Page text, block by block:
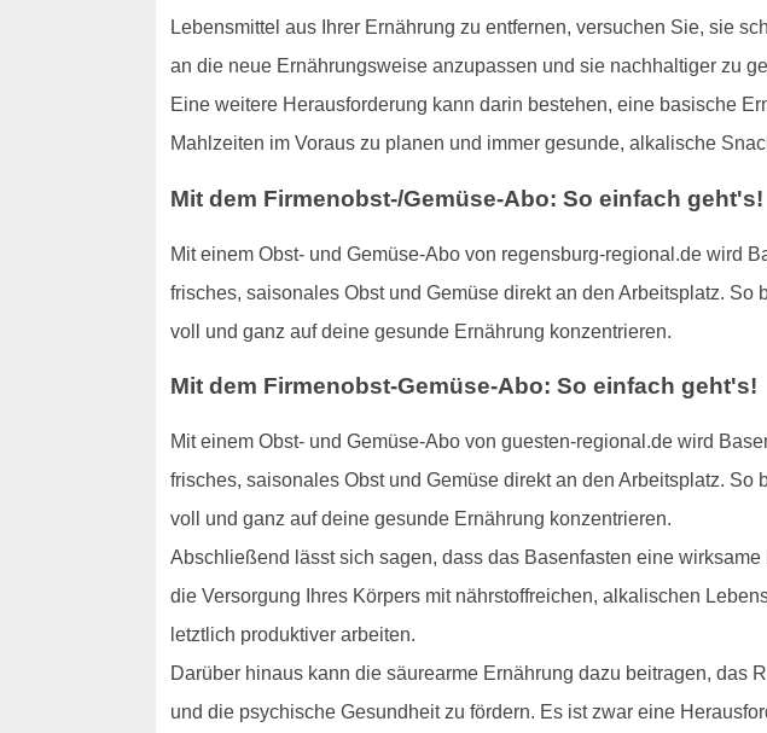
Lebensmittel aus Ihrer Ernährung zu entfernen, versuchen Sie, sie
an die neue Ernährungsweise anzupassen und sie nachhaltiger zu
Eine weitere Herausforderung kann darin bestehen, eine basische
Mahlzeiten im Voraus zu planen und immer gesunde, alkalische
Mit dem Firmenobst-/Gemüse-Abo: So einfach geht's!
Mit einem Obst- und Gemüse-Abo von regensburg-regional.de wird
frisches, saisonales Obst und Gemüse direkt an den Arbeitsplatz.
voll und ganz auf deine gesunde Ernährung konzentrieren.
Mit dem Firmenobst-Gemüse-Abo: So einfach geht's!
Mit einem Obst- und Gemüse-Abo von guesten-regional.de wird
frisches, saisonales Obst und Gemüse direkt an den Arbeitsplatz.
voll und ganz auf deine gesunde Ernährung konzentrieren.
Abschließend lässt sich sagen, dass das Basenfasten eine
die Versorgung Ihres Körpers mit nährstoffreichen, alkalischen
letztlich produktiver arbeiten.
Darüber hinaus kann die säurearme Ernährung dazu beitragen, das
und die psychische Gesundheit zu fördern. Es ist zwar eine